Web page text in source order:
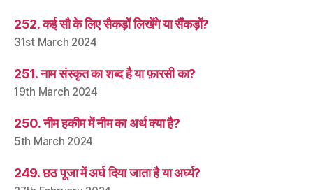
252. कई सौ के लिए सैकड़ों लिखेंगे या सैंकड़ों?
31st March 2024
251. नाम संस्कृत का शब्द है या फ़ारसी का?
19th March 2024
250. नीम हकीम में नीम का अर्थ क्या है?
5th March 2024
249. छठ पूजा में अर्घ दिया जाता है या अर्घ्य?